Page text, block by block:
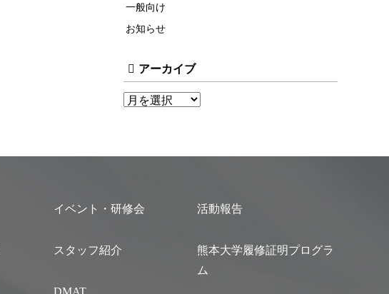
一般向け
お知らせ
アーカイブ
イベント・研修会
スタッフ紹介
DMAT
活動報告
熊本大学履修証明プログラ
ム